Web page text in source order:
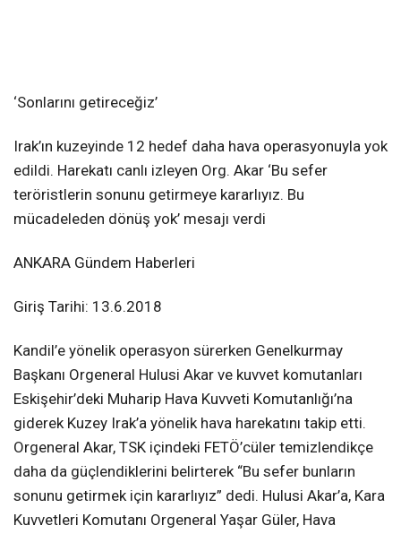
‘Sonlarını getireceğiz’
Irak’ın kuzeyinde 12 hedef daha hava operasyonuyla yok
edildi. Harekatı canlı izleyen Org. Akar ‘Bu sefer
teröristlerin sonunu getirmeye kararlıyız. Bu
mücadeleden dönüş yok’ mesajı verdi
ANKARA Gündem Haberleri
Giriş Tarihi: 13.6.2018
Kandil’e yönelik operasyon sürerken Genelkurmay
Başkanı Orgeneral Hulusi Akar ve kuvvet komutanları
Eskişehir’deki Muharip Hava Kuvveti Komutanlığı’na
giderek Kuzey Irak’a yönelik hava harekatını takip etti.
Orgeneral Akar, TSK içindeki FETÖ’cüler temizlendikçe
daha da güçlendiklerini belirterek “Bu sefer bunların
sonunu getirmek için kararlıyız” dedi. Hulusi Akar’a, Kara
Kuvvetleri Komutanı Orgeneral Yaşar Güler, Hava